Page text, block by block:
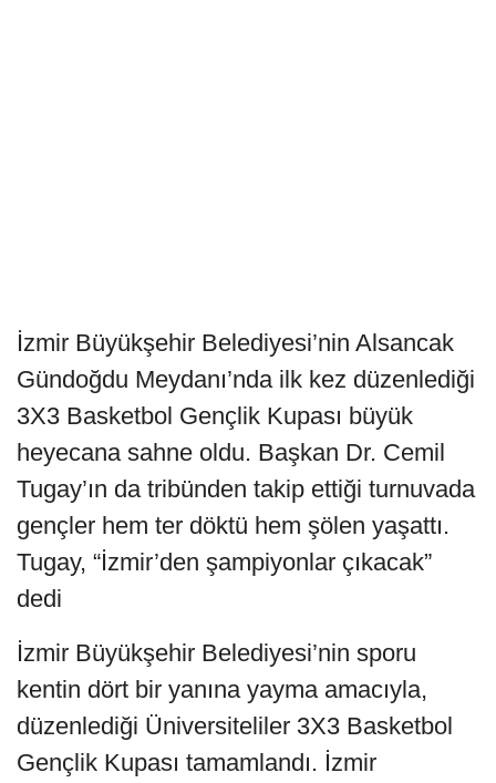
İzmir Büyükşehir Belediyesi’nin Alsancak
Gündoğdu Meydanı’nda ilk kez düzenlediği
3X3 Basketbol Gençlik Kupası büyük
heyecana sahne oldu. Başkan Dr. Cemil
Tugay’ın da tribünden takip ettiği turnuvada
gençler hem ter döktü hem şölen yaşattı.
Tugay, “İzmir’den şampiyonlar çıkacak”
dedi
İzmir Büyükşehir Belediyesi’nin sporu
kentin dört bir yanına yayma amacıyla,
düzenlediği Üniversiteliler 3X3 Basketbol
Gençlik Kupası tamamlandı. İzmir